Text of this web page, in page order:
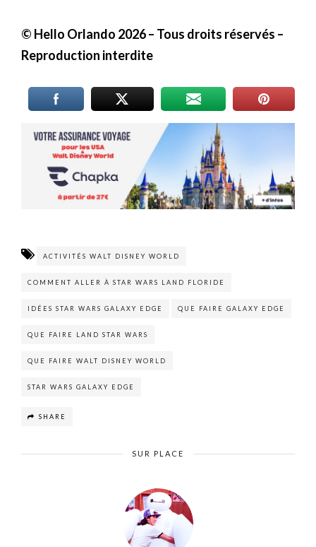
© Hello Orlando 2026– Tous droits réservés –
Reproduction interdite
ACTIVITÉS WALT DISNEY WORLD
COMMENT ALLER À STAR WARS LAND FLORIDE
IDÉES STAR WARS GALAXY EDGE QUE FAIRE GALAXY EDGE
QUE FAIRE LAND STAR WARS
QUE FAIRE WALT DISNEY WORLD
STAR WARS GALAXY EDGE
SHARE
SUR PLACE